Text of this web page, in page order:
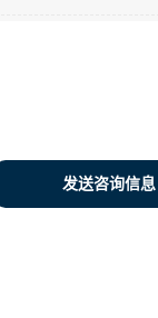
发送咨询信息